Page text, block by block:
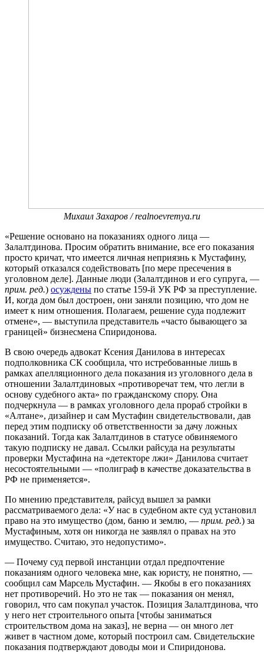
Михаил Захаров / realnoevremya.ru
«Решение основано на показаниях одного лица —
Залалтдинова. Просим обратить внимание, все его показания
просто кричат, что имеется личная неприязнь к Мустафину,
который отказался содействовать [по мере пресечения в
уголовном деле]. Данные люди (Залалтдинов и его супруга, —
прим. ред.) осуждены по статье 159-й УК РФ за преступление.
И, когда дом был достроен, они заняли позицию, что дом не
имеет к ним отношения. Полагаем, решение суда подлежит
отмене», — выступила представитель «часто бывающего за
границей» бизнесмена Спиридонова.
В свою очередь адвокат Ксения Данилова в интересах
подполковника СК сообщила, что истребованные лишь в
рамках апелляционного дела показания из уголовного дела в
отношении Залалтдиновых «противоречат тем, что легли в
основу судебного акта» по гражданскому спору. Она
подчеркнула — в рамках уголовного дела прораб стройки в
«Алтане», дизайнер и сам Мустафин свидетельствовали, дав
перед этим подписку об ответственности за дачу ложных
показаний. Тогда как Залалтдинов в статусе обвиняемого
такую подписку не давал. Ссылки райсуда на результаты
проверки Мустафина на «детекторе лжи» Данилова считает
несостоятельными — «полиграф в качестве доказательства в
РФ не применяется».
По мнению представителя, райсуд вышел за рамки
рассматриваемого дела: «У нас в судебном акте суд установил
право на это имущество (дом, баню и землю, — прим. ред.) за
Мустафиным, хотя он никогда не заявлял о правах на это
имущество. Считаю, это недопустимо».
— Почему суд первой инстанции отдал предпочтение
показаниям одного человека мне, как юристу, не понятно, —
сообщил сам Марсель Мустафин. — Якобы в его показаниях
нет противоречий. Но это не так — показания он менял,
говорил, что сам покупал участок. Позиция Залалтдинова, что
у него нет строительного опыта [чтобы заниматься
строительством дома на заказ], не верна — он много лет
живет в частном доме, который построил сам. Свидетельские
показания подтверждают доводы мои и Спиридонова.